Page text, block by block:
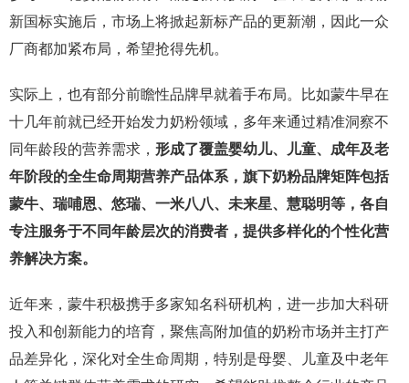
新国标实施后，市场上将掀起新标产品的更新潮，因此一众
厂商都加紧布局，希望抢得先机。
实际上，也有部分前瞻性品牌早就着手布局。比如蒙牛早在
十几年前就已经开始发力奶粉领域，多年来通过精准洞察不
同年龄段的营养需求， 形成了覆盖婴幼儿、儿童、成年及老
年阶段的全生命周期营养产品体系，旗下奶粉品牌矩阵包括
蒙牛、瑞哺恩、悠瑞、一米八八、未来星、慧聪明等，各自
专注服务于不同年龄层次的消费者， 提供多样化的个性化营
养解决方案。
近年来，蒙牛积极携手多家知名科研机构，进一步加大科研
投入和创新能力的培育，聚焦高附加值的奶粉市场并主打产
品差异化，深化对全生命周期，特别是母婴、儿童及中老年